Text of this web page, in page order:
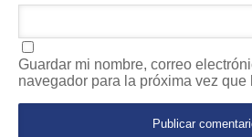
Guardar mi nombre, correo
navegador para la próxima vez que